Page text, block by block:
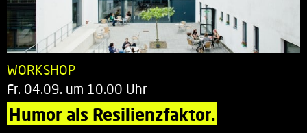
WORKSHOP
Fr. 04.09. um 10.00 Uhr
Humor als Resilienzfaktor.